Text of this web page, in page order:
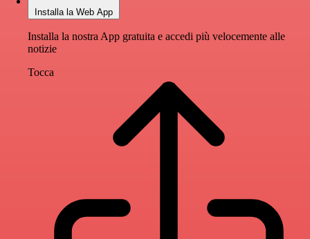
Installa la Web App
Installa la nostra App gratuita e accedi più velocemente alle
notizie
Tocca